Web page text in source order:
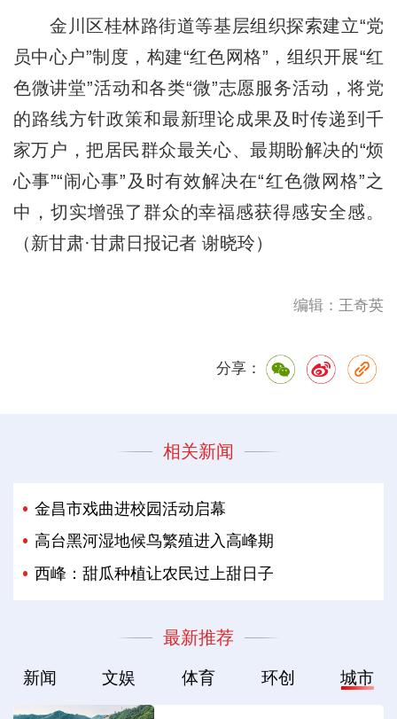
金川区桂林路街道等基层组织探索建立“党
员中心户”制度，构建“红色网格”，组织开展“红
色微讲堂”活动和各类“微”志愿服务活动，将党
的路线方针政策和最新理论成果及时传递到千
家万户，把居民群众最关心、最期盼解决的“烦
心事”“闹心事”及时有效解决在“红色微网格”之
中，切实增强了群众的幸福感获得感安全感。
（新甘肃·甘肃日报记者 谢晓玲）
编辑：王奇英
分享：
相关新闻
金昌市戏曲进校园活动启幕
高台黑河湿地候鸟繁殖进入高峰期
西峰：甜瓜种植让农民过上甜日子
最新推荐
新闻 文娱 体育 环创 城市